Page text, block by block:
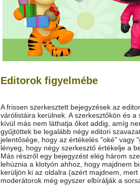
Editorok figyelmébe
A frissen szerkesztett bejegyzések az
várólistáira kerülnek. A szerkesztőkön és a
kívül más nem láthatja őket addig, amíg
gyűjtöttek be legalább négy editori
jelentősége, hogy az értékelés "oké" vagy
lényeg, hogy négy szerkesztő értékelje a
Más részről egy bejegyzést elég három
lehúznia a klotyón ahhoz, hogy majdnem
kerüljön ki az oldalra (azért majdnem, mert
moderátorok még egyszer elbírálják a